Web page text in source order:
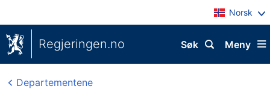
Norsk
Regjeringen.no Meny
Søk
Departementene